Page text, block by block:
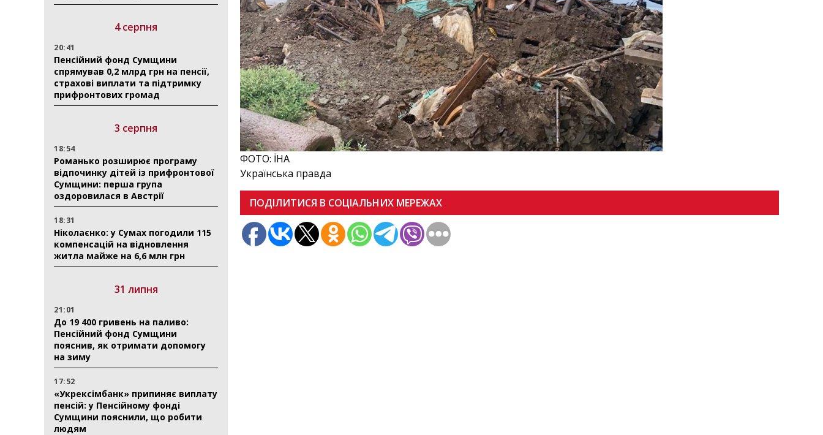
4 серпня
20:41
Пенсійний фонд Сумщини
спрямував 0,2 млрд грн на пенсії,
страхові виплати та підтримку
прифронтових громад
3 серпня
18:54
Романько розширює програму
відпочинку дітей із прифронтової
Сумщини: перша група
оздоровилася в Австрії
18:31
Ніколаєнко: у Сумах погодили 115
компенсацій на відновлення
житла майже на 6,6 млн грн
31 липня
21:01
До 19 400 гривень на паливо:
Пенсійний фонд Сумщини
пояснив, як отримати допомогу
на зиму
17:52
«Укрексімбанк» припиняє виплату
пенсій: у Пенсійному фонді
Сумщини пояснили, що робити
людям
ФОТО: İHA
Українська правда
ПОДІЛИТИСЯ В СОЦІАЛЬНИХ МЕРЕЖАХ